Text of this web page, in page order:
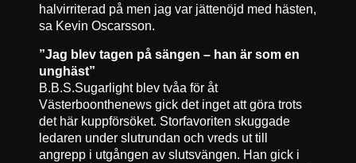
halvirriterad på men jag var jättenöjd med hästen,
sa Kevin Oscarsson.
”Jag blev tagen på sängen – han är som en
unghäst”
B.B.S.Sugarlight blev tvåa för åt
Västerboonthenews gick det inget att göra trots
det här kuppförsöket. Storfavoriten skuggade
ledaren under slutrundan och vreds ut till
angrepp i utgången av slutsvängen. Han gick i